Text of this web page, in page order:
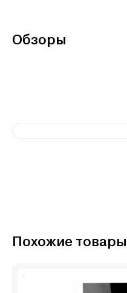
Обзоры
Похожие товары